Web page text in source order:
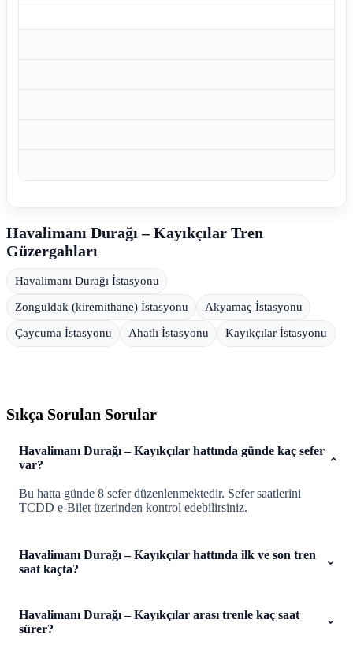
Havalimanı Durağı – Kayıkçılar Tren
Güzergahları
Havalimanı Durağı İstasyonu
Zonguldak (kiremithane) İstasyonu Akyamaç İstasyonu
Çaycuma İstasyonu Ahatlı İstasyonu Kayıkçılar İstasyonu
Sıkça Sorulan Sorular
Havalimanı Durağı – Kayıkçılar hattında günde kaç sefer
var?
Bu hatta günde 8 sefer düzenlenmektedir. Sefer saatlerini
TCDD e-Bilet üzerinden kontrol edebilirsiniz.
Havalimanı Durağı – Kayıkçılar hattında ilk ve son tren
saat kaçta?
Havalimanı Durağı – Kayıkçılar arası trenle kaç saat
sürer?